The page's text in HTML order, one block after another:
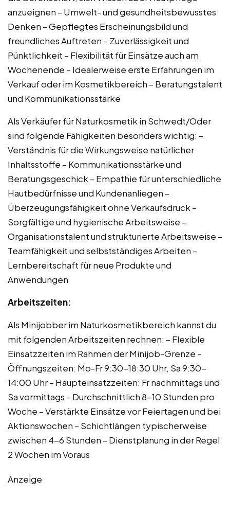
anzueignen – Umwelt- und gesundheitsbewusstes
Denken – Gepflegtes Erscheinungsbild und
freundliches Auftreten – Zuverlässigkeit und
Pünktlichkeit – Flexibilität für Einsätze auch am
Wochenende – Idealerweise erste Erfahrungen im
Verkauf oder im Kosmetikbereich – Beratungstalent
und Kommunikationsstärke
Als Verkäufer für Naturkosmetik in Schwedt/Oder
sind folgende Fähigkeiten besonders wichtig: –
Verständnis für die Wirkungsweise natürlicher
Inhaltsstoffe – Kommunikationsstärke und
Beratungsgeschick – Empathie für unterschiedliche
Hautbedürfnisse und Kundenanliegen –
Überzeugungsfähigkeit ohne Verkaufsdruck –
Sorgfältige und hygienische Arbeitsweise –
Organisationstalent und strukturierte Arbeitsweise –
Teamfähigkeit und selbstständiges Arbeiten –
Lernbereitschaft für neue Produkte und
Anwendungen
Arbeitszeiten:
Als Minijobber im Naturkosmetikbereich kannst du
mit folgenden Arbeitszeiten rechnen: – Flexible
Einsatzzeiten im Rahmen der Minijob-Grenze –
Öffnungszeiten: Mo-Fr 9:30-18:30 Uhr, Sa 9:30-
14:00 Uhr – Haupteinsatzzeiten: Fr nachmittags und
Sa vormittags – Durchschnittlich 8-10 Stunden pro
Woche – Verstärkte Einsätze vor Feiertagen und bei
Aktionswochen – Schichtlängen typischerweise
zwischen 4-6 Stunden – Dienstplanung in der Regel
2 Wochen im Voraus
Anzeige